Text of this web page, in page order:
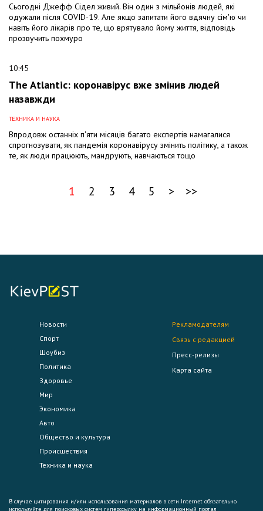
Сьогодні Джефф Сідел живий. Він один з мільйонів людей, які
одужали після COVID-19. Але якщо запитати його вдячну сім'ю чи
навіть його лікарів про те, що врятувало йому життя, відповідь
прозвучить похмуро
10:45
The Atlantic: коронавірус вже змінив людей
назавжди
ТЕХНИКА И НАУКА
Впродовж останніх п'яти місяців багато експертів намагалися
спрогнозувати, як пандемія коронавірусу змінить політику, а також
те, як люди працюють, мандрують, навчаються тощо
1 2 3 4 5 > >>
Новости
Спорт
Шоубиз
Политика
Здоровье
Мир
Экономика
Авто
Общество и культура
Происшествия
Техника и наука
Рекламодателям
Связь с редакцией
Пресс-релизы
Карта сайта
В случае цитирования и/или использования материалов в сети Internet обязательно
используйте для поисковых систем гиперссылку на информационный портал